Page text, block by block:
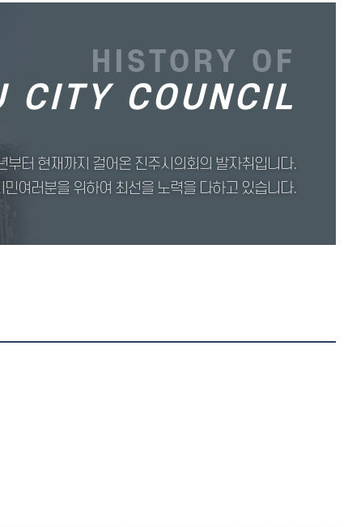
HISTORY OF
CITY COUNCIL
부터 현재까지 걸어온 진주시의회의 발자취입니다.
민여러분을 위하여 최선을 노력을 다하고 있습니다.